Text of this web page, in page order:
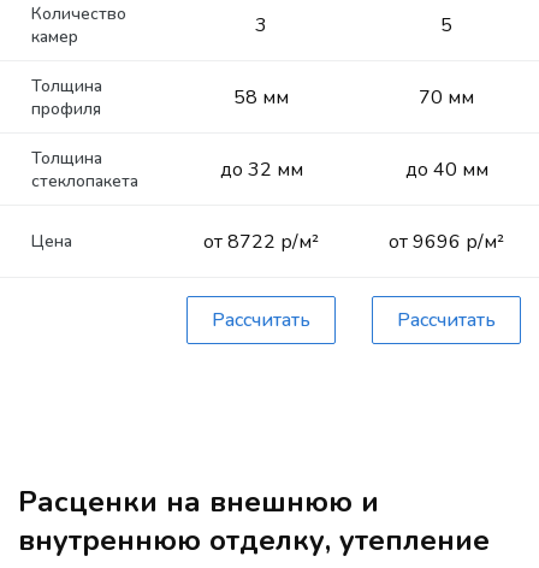
Количество
камер
Толщина
профиля
Толщина
стеклопакета
Цена
3
58 мм
до 32 мм
от 8722 р/м²
Рассчитать
5
70 мм
до 40 мм
от 9696 р/м²
Рассчитать
Расценки на внешнюю и
внутреннюю отделку, утепление